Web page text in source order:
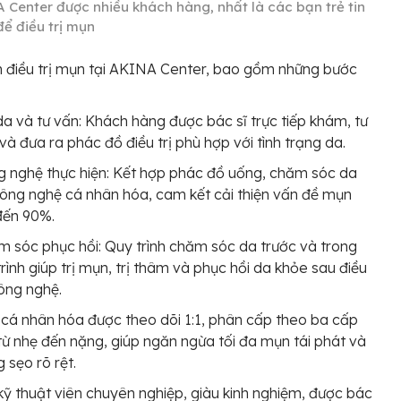
Center được nhiều khách hàng, nhất là các bạn trẻ tin
điều trị mụn
điều trị mụn tại AKINA Center, bao gồm những bước
và tư vấn: Khách hàng được bác sĩ trực tiếp khám, tư
đưa ra phác đồ điều trị phù hợp với tình trạng da.
nghệ thực hiện: Kết hợp phác đồ uống, chăm sóc da
nghệ cá nhân hóa, cam kết cải thiện vấn đề mụn
90%.
sóc phục hồi: Quy trình chăm sóc da trước và trong
giúp trị mụn, trị thâm và phục hồi da khỏe sau điều
nghệ.
nhân hóa được theo dõi 1:1, phân cấp theo ba cấp
nhẹ đến nặng, giúp ngăn ngừa tối đa mụn tái phát và
sẹo rõ rệt.
thuật viên chuyên nghiệp, giàu kinh nghiệm, được bác